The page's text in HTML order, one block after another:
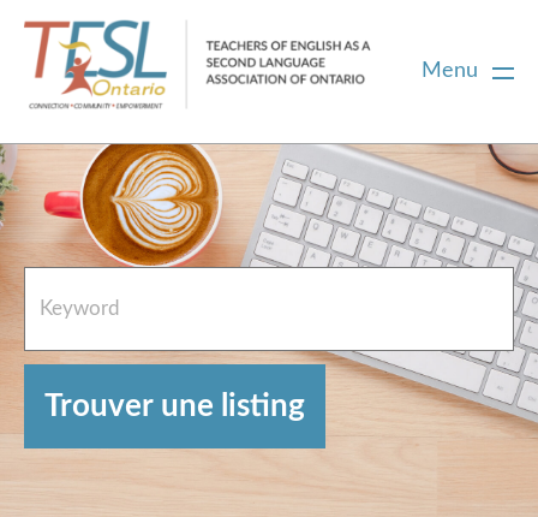
Menu
Accueil
Ressources en anglais
À propos
Aidez
Contacter l’équipe de l’annuaire